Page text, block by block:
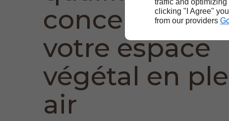
clicking "I Agree"
from our providers
conception
votre espace
végétal en
air